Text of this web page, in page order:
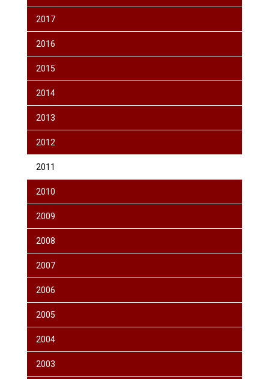
2017
2016
2015
2014
2013
2012
2011
2010
2009
2008
2007
2006
2005
2004
2003